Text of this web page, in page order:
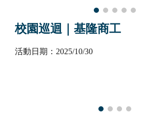
校園巡迴｜基隆商工
活動日期：2025/10/30